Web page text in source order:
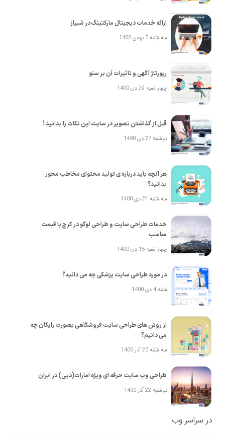
ارائه خدمات دیجیتال مارکتینگ در شیراز
سه شنبه 5 بهمن 1400
رپورتاژ آگهی و تاثیرات آن بر سئو
چهار شنبه 29 دی 1400
قبل از گذاشتن تصویر در سایت این نکات را بدانید !
دوشنبه 27 دی 1400
هر آنچه باید درباره ی تولید محتوای مخاطب محور
بدانید؟
سه شنبه 21 دی 1400
خدمات طراحی سایت و طراحی لوگو در کرج با قیمت
مناسب
چهار شنبه 15 دی 1400
در مورد طراحی سایت پزشکی چه می دانید؟
شنبه 4 دی 1400
از روش های طراحی سایت فروشگاهی بصورت رایگان چه
می دانیم؟
سه شنبه 23 آذر 1400
طراحی وب سایت حرفه ای ویژه امارات(دبی) در ایران
دوشنبه 22 آذر 1400
در سراسر وب